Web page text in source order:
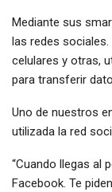
Mediante sus
las redes
celulares y otras,
para transferir
Uno de nuestros
utilizada la red
“Cuando llegas al
Facebook. Te